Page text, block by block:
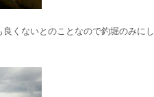
くないとのことなので釣堀のみに